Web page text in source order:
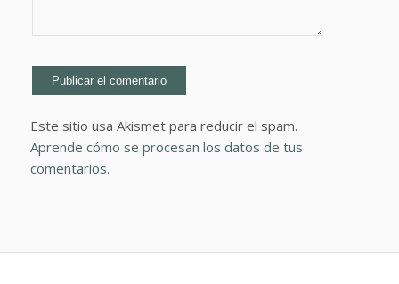
Este sitio usa Akismet para reducir el spam.
Aprende cómo se procesan los datos de tus
comentarios.